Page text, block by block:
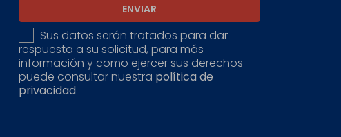
ENVIAR
Sus datos serán tratados para dar
respuesta a su solicitud, para más
información y como ejercer sus derechos
puede consultar nuestra política de
privacidad